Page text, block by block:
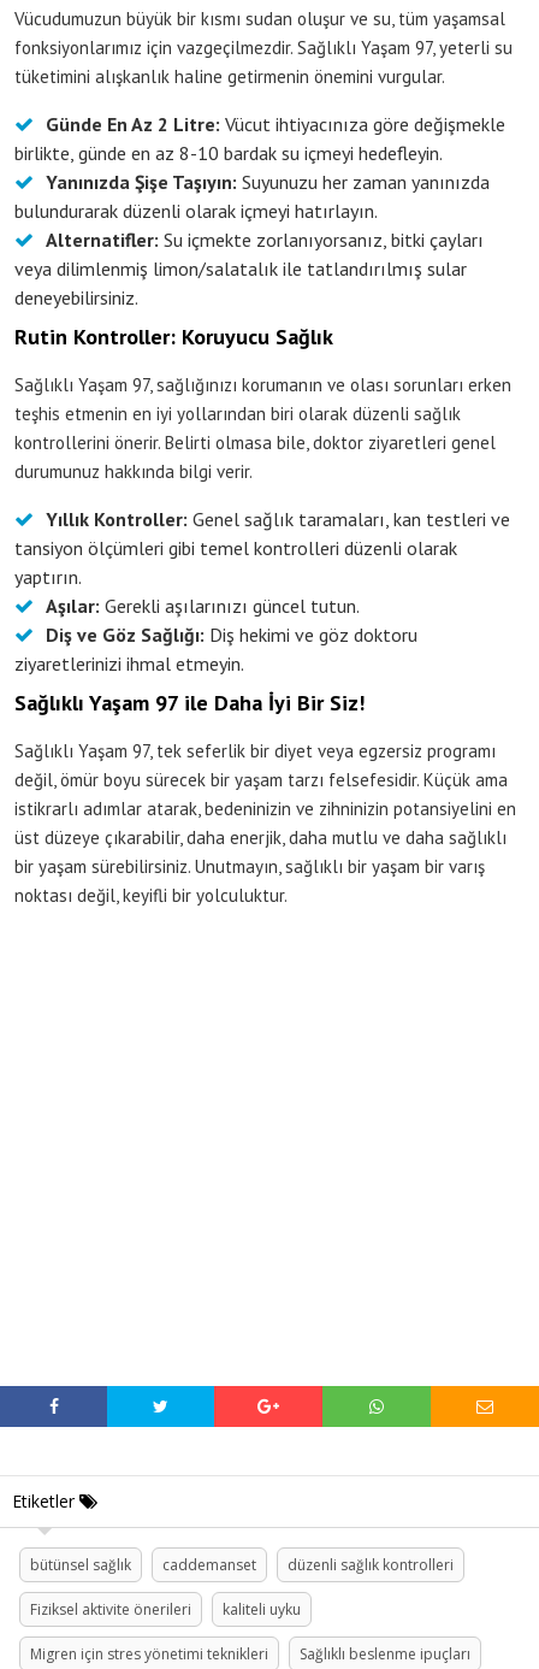
Vücudumuzun büyük bir kısmı sudan oluşur ve su, tüm yaşamsal
fonksiyonlarımız için vazgeçilmezdir. Sağlıklı Yaşam 97, yeterli su
tüketimini alışkanlık haline getirmenin önemini vurgular.
Günde En Az 2 Litre: Vücut ihtiyacınıza göre değişmekle
birlikte, günde en az 8-10 bardak su içmeyi hedefleyin.
Yanınızda Şişe Taşıyın: Suyunuzu her zaman yanınızda
bulundurarak düzenli olarak içmeyi hatırlayın.
Alternatifler: Su içmekte zorlanıyorsanız, bitki çayları
veya dilimlenmiş limon/salatalık ile tatlandırılmış sular
deneyebilirsiniz.
Rutin Kontroller: Koruyucu Sağlık
Sağlıklı Yaşam 97, sağlığınızı korumanın ve olası sorunları erken
teşhis etmenin en iyi yollarından biri olarak düzenli sağlık
kontrollerini önerir. Belirti olmasa bile, doktor ziyaretleri genel
durumunuz hakkında bilgi verir.
Yıllık Kontroller: Genel sağlık taramaları, kan testleri ve
tansiyon ölçümleri gibi temel kontrolleri düzenli olarak
yaptırın.
Aşılar: Gerekli aşılarınızı güncel tutun.
Diş ve Göz Sağlığı: Diş hekimi ve göz doktoru
ziyaretlerinizi ihmal etmeyin.
Sağlıklı Yaşam 97 ile Daha İyi Bir Siz!
Sağlıklı Yaşam 97, tek seferlik bir diyet veya egzersiz programı
değil, ömür boyu sürecek bir yaşam tarzı felsefesidir. Küçük ama
istikrarlı adımlar atarak, bedeninizin ve zihninizin potansiyelini en
üst düzeye çıkarabilir, daha enerjik, daha mutlu ve daha sağlıklı
bir yaşam sürebilirsiniz. Unutmayın, sağlıklı bir yaşam bir varış
noktası değil, keyifli bir yolculuktur.
Etiketler
bütünsel sağlık caddemanset düzenli sağlık kontrolleri
Fiziksel aktivite önerileri kaliteli uyku
Migren için stres yönetimi teknikleri Sağlıklı beslenme ipuçları